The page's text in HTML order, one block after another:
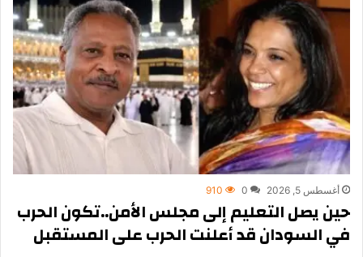
أغسطس 5, 2026 0
910
حين يصل التعليم إلى مجلس الأمن..تكون الحرب
في السودان قد أعلنت الحرب على المستقبل